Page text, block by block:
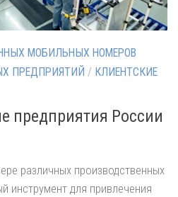
МОБИЛЬНЫХ НОМЕРОВ
ПРЕДПРИЯТИЙ / КЛИЕНТСКИЕ
предприятия России
различных производственных
инструмент для привлечения